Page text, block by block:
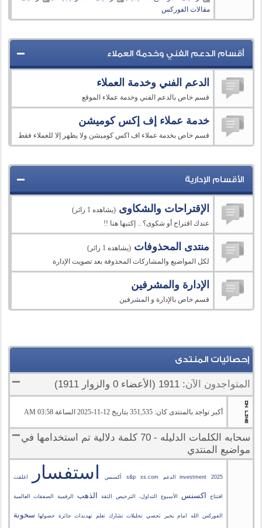
مقالات الفوركس
أقسام الدعم الفني وخدمة العملاء
الدعم الفني وخدمة العملاء
قسم خاص بالدعم الفني وخدمة عملاء الموقع
خدمة عملاء إف إكس كوميشن
قسم خاص بخدمة عملاء اف اكس كوميشن ولا يظهر إلا للعملاء فقط
الأقسام الإدارية
الإقتراحات والشكاوى (يشاهده 1 زائر)
عندك اقتراح أو شكوى؟ .. إكتبها هنا !!
منتدى المحذوفات (يشاهده 1 زائر)
لكل المواضيع والمشاركات المحذوفة بعد تصويت الإدارة
الإدارة والمشرفين
قسم خاص بالإدارة و المشرفين
إحصائيات المنتدى
المتواجدون الآن: 1911 (الأعضاء 0 والزوار 1911)
أكبر تواجد بالمنتدى كان: 351,535 بتاريخ 12-11-2025 الساعة 03:58 AM
سحابه الكلمات الدليله - 70 كلمة دلالية تم استخدامها في
مواضيع المنتدي
2025 investment الدعم s&p xs.com أكسنس استفسار اغلقت
افتتاح اكسنس الأسبوع التداول، الترخيص الثقة الذهب الرقمية الصفقات العالمية
الفوركس الله امام بخير تحصي تحليلات تشارك تعلم تهديدات جائزة حصولها سخونة